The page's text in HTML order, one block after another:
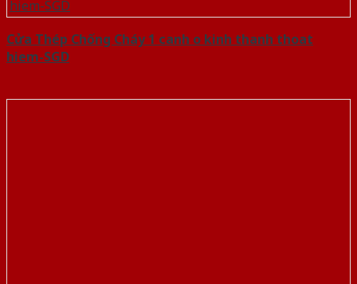
Cửa Thép Chống Cháy 1 canh o kinh thanh thoat
hiem-SGD